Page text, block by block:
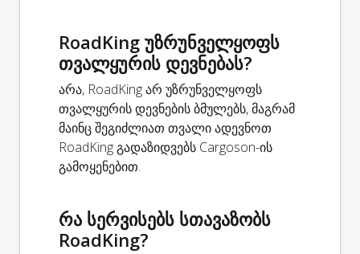
RoadKing უზრუნველყოფს
თვალყურის დევნებას?
არა, RoadKing არ უზრუნველყოფს
თვალყურის დევნების ბმულებს, მაგრამ
მაინც შეგიძლიათ თვალი ადევნოთ
RoadKing გადაზიდვებს Cargoson-ის
გამოყენებით.
რა სერვისებს სთავაზობს
RoadKing?